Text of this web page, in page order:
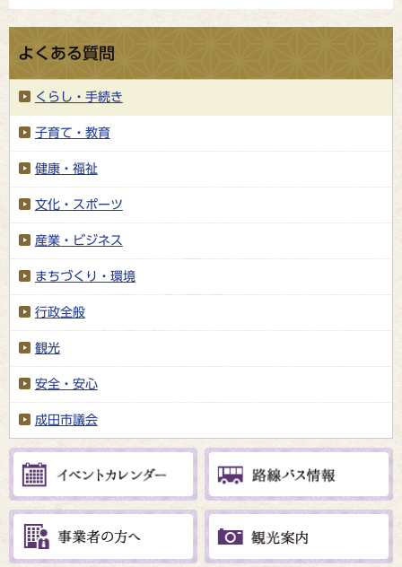
よくある質問
くらし・手続き
子育て・教育
健康・福祉
文化・スポーツ
産業・ビジネス
まちづくり・環境
行政全般
観光
安全・安心
成田市議会